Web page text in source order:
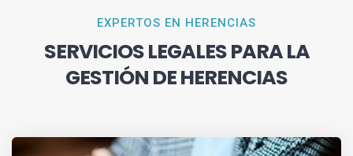
EXPERTOS EN HERENCIAS
SERVICIOS LEGALES PARA LA
GESTIÓN DE HERENCIAS